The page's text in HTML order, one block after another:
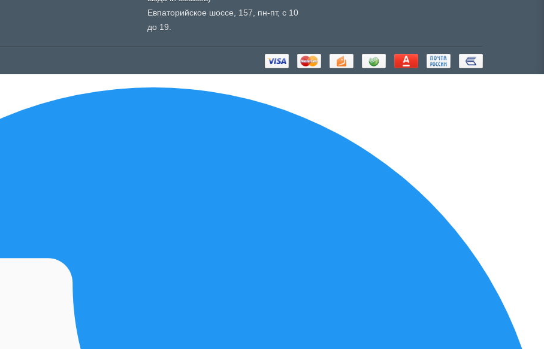
Евпаторийское шоссе, 157, пн-пт, с 10
до 19.